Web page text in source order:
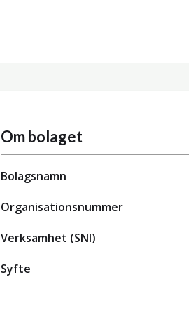
Om bolaget
Bolagsnamn
Organisationsnummer
Verksamhet (SNI)
Syfte